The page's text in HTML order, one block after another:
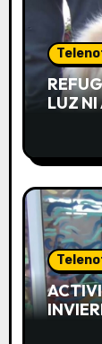
a
d
s
LUZ NI